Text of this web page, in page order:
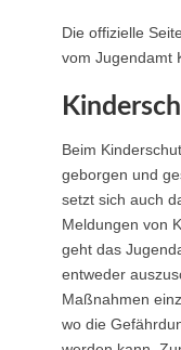
Die offizielle
vom Jugendamt
Beim
geborgen und
setzt sich auch
Meldungen von
geht das
entweder
Maßnahmen
wo die